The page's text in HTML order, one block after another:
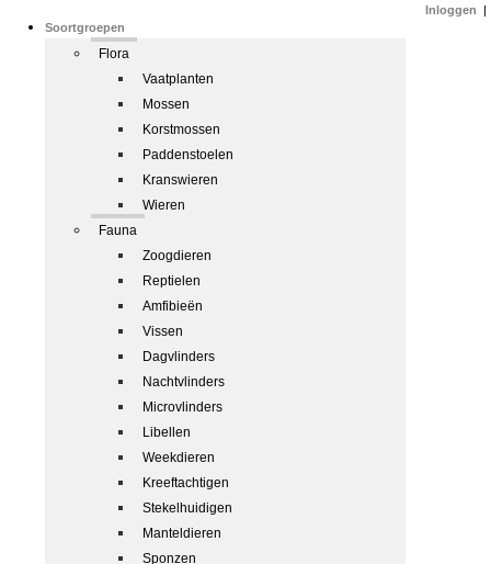
Soortgroepen
Flora
Vaatplanten
Mossen
Korstmossen
Paddenstoelen
Kranswieren
Wieren
Fauna
Zoogdieren
Reptielen
Amfibieën
Vissen
Dagvlinders
Nachtvlinders
Microvlinders
Libellen
Weekdieren
Kreeftachtigen
Stekelhuidigen
Manteldieren
Sponzen
Inloggen |